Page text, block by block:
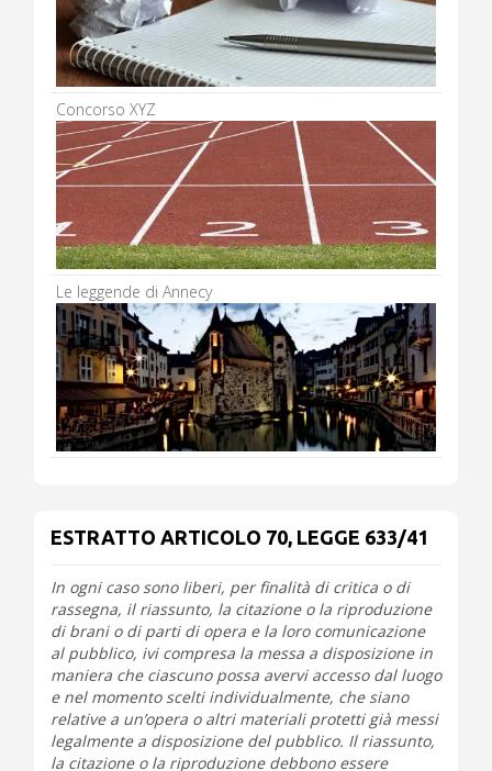
Concorso XYZ
Le leggende di Annecy
ESTRATTO ARTICOLO 70, LEGGE 633/41
In ogni caso sono liberi, per finalità di critica o di
rassegna, il riassunto, la citazione o la riproduzione
di brani o di parti di opera e la loro comunicazione
al pubblico, ivi compresa la messa a disposizione in
maniera che ciascuno possa avervi accesso dal luogo
e nel momento scelti individualmente, che siano
relative a un’opera o altri materiali protetti già messi
legalmente a disposizione del pubblico. Il riassunto,
la citazione o la riproduzione debbono essere